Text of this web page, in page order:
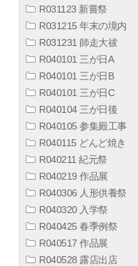
R031123 新嘗祭
R031215 年末の境内
R031231 師走大祓
R040101 三が日A
R040101 三が日B
R040101 三が日C
R040104 三が日後
R040105 参集殿工事
R040115 どんど焼き
R040211 紀元祭
R040219 作品展
R040306 人形供養祭
R040320 入学祭
R040425 春季例祭
R040517 作品展
R040528 露店出店